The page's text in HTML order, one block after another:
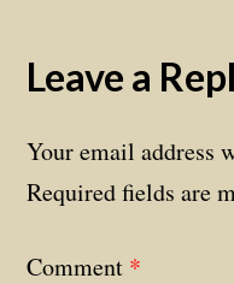
Leave a
Your email address
Required fields are
Comment *